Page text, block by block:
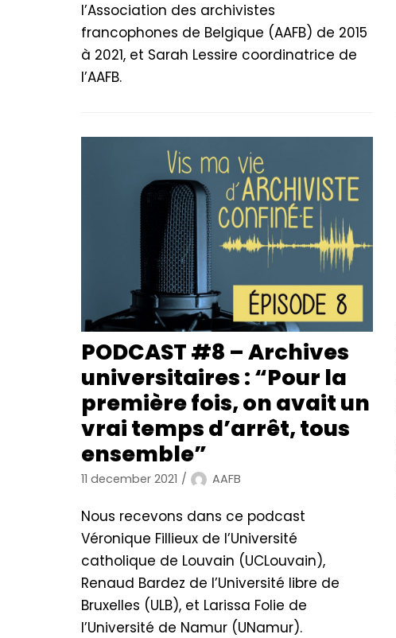
l’Association des archivistes
francophones de Belgique (AAFB) de 2015
à 2021, et Sarah Lessire coordinatrice de
l’AAFB.
PODCAST #8 – Archives
universitaires : “Pour la
première fois, on avait un
vrai temps d’arrêt, tous
ensemble”
11 december 2021 AAFB
Nous recevons dans ce podcast
Véronique Fillieux de l’Université
catholique de Louvain (UCLouvain),
Renaud Bardez de l’Université libre de
Bruxelles (ULB), et Larissa Folie de
l’Université de Namur (UNamur).